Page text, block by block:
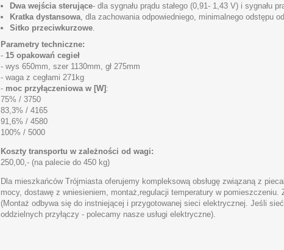
Dwa wejścia sterujące- dla sygnału prądu stałego (0,91- 1,43 V) i sygnału
Kratka dystansowa, dla zachowania odpowiedniego, minimalnego odstępu
Sitko przeciwkurzowe.
Parametry techniczne:
- 15 opakowań cegieł
- wys 650mm, szer 1130mm, gł 275mm
- waga z cegłami 271kg
- moc przyłączeniowa w [W] :
75% / 3750
83,3% / 4165
91,6% / 4580
100% / 5000
Koszty transportu w zależności od wagi:
250,00,- (na palecie do 450 kg)
Dla mieszkańców Trójmiasta oferujemy kompleksową obsługę związaną z
mocy, dostawę z wniesieniem, montaż,regulacji temperatury w pomieszczeniu.
(Montaż odbywa się do instniejącej i przygotowanej sieci elektrycznej. Jeśli
oddzielnych przyłączy - polecamy nasze usługi elektryczne).